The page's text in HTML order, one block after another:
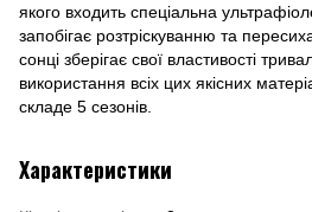
якого входить спеціальна
запобігає розтріскуванню та
сонці зберігає свої властивості
використання всіх цих якісних
складе 5 сезонів.
Характеристики